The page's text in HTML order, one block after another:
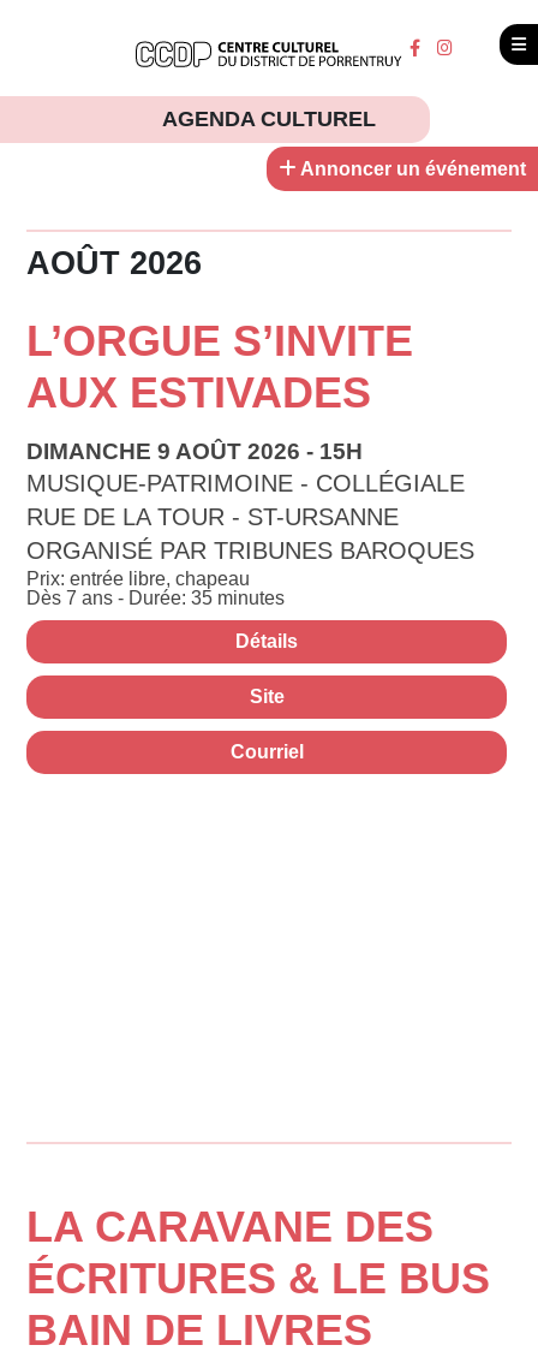
AGENDA CULTUREL
Annoncer un événement
AOÛT 2026
L’ORGUE S’INVITE
AUX ESTIVADES
DIMANCHE 9 AOÛT 2026 - 15H
MUSIQUE-PATRIMOINE - COLLÉGIALE
RUE DE LA TOUR - ST-URSANNE
ORGANISÉ PAR TRIBUNES BAROQUES
Prix: entrée libre, chapeau
Dès 7 ans - Durée: 35 minutes
Détails
Site
Courriel
LA CARAVANE DES
ÉCRITURES & LE BUS
BAIN DE LIVRES